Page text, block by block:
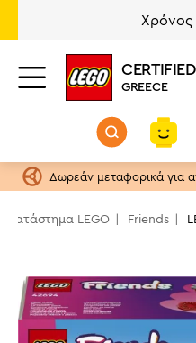
Χρόνος
GREECE
Δωρεάν μεταφορικά για
κατάστημα LEGO Friends